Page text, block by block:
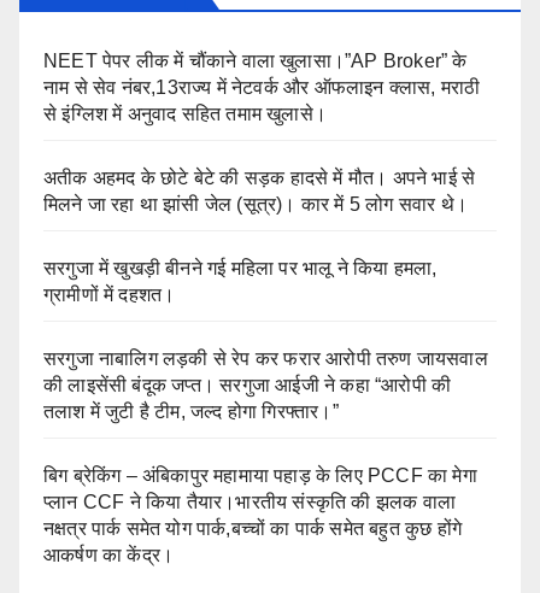
NEET पेपर लीक में चौंकाने वाला खुलासा।”AP Broker” के
नाम से सेव नंबर,13राज्य में नेटवर्क और ऑफलाइन क्लास, मराठी
से इंग्लिश में अनुवाद सहित तमाम खुलासे।
अतीक अहमद के छोटे बेटे की सड़क हादसे में मौत। अपने भाई से
मिलने जा रहा था झांसी जेल (सूत्र)। कार में 5 लोग सवार थे।
सरगुजा में खुखड़ी बीनने गई महिला पर भालू ने किया हमला,
ग्रामीणों में दहशत।
सरगुजा नाबालिग लड़की से रेप कर फरार आरोपी तरुण जायसवाल
की लाइसेंसी बंदूक जप्त। सरगुजा आईजी ने कहा “आरोपी की
तलाश में जुटी है टीम, जल्द होगा गिरफ्तार।”
बिग ब्रेकिंग – अंबिकापुर महामाया पहाड़ के लिए PCCF का मेगा
प्लान CCF ने किया तैयार।भारतीय संस्कृति की झलक वाला
नक्षत्र पार्क समेत योग पार्क,बच्चों का पार्क समेत बहुत कुछ होंगे
आकर्षण का केंद्र।